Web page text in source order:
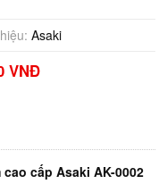
Asaki
VNĐ
cấp Asaki AK-0002